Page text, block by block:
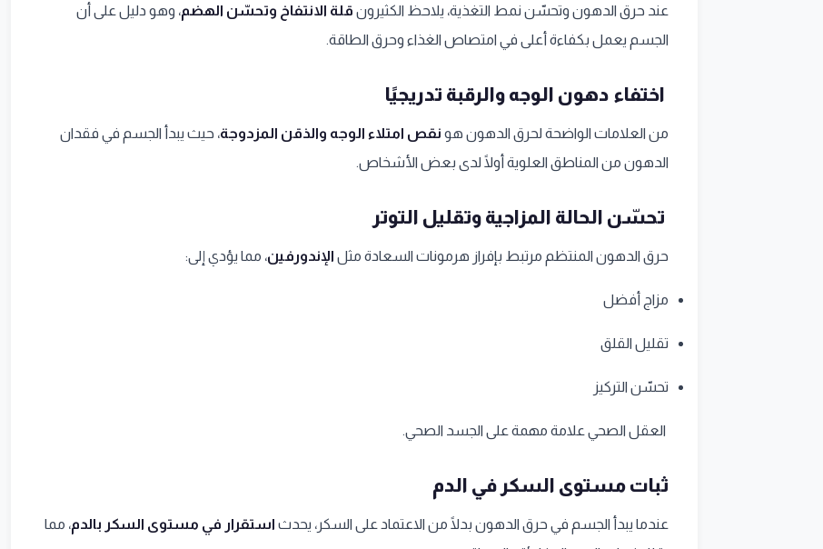
عند حرق الدهون وتحسّن نمط التغذية، يلاحظ الكثيرون قلة الانتفاخ وتحسّن الهضم، وهو دليل على أن
الجسم يعمل بكفاءة أعلى في امتصاص الغذاء وحرق الطاقة.
اختفاء دهون الوجه والرقبة تدريجيًا
من العلامات الواضحة لحرق الدهون هو نقص امتلاء الوجه والذقن المزدوجة، حيث يبدأ الجسم في فقدان
الدهون من المناطق العلوية أولًا لدى بعض الأشخاص.
تحسّن الحالة المزاجية وتقليل التوتر
حرق الدهون المنتظم مرتبط بإفراز هرمونات السعادة مثل الإندورفين، مما يؤدي إلى:
مزاج أفضل
تقليل القلق
تحسّن التركيز
العقل الصحي علامة مهمة على الجسد الصحي.
ثبات مستوى السكر في الدم
عندما يبدأ الجسم في حرق الدهون بدلًا من الاعتماد على السكر، يحدث استقرار في مستوى السكر بالدم، مما